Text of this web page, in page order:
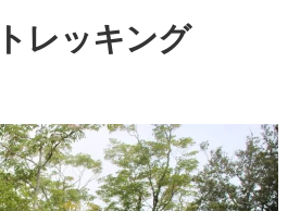
レッキング